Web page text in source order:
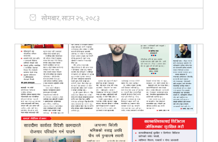
सोमबार, साउन २५, २०८३